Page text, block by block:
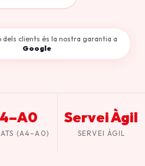
dels clients és la nostra garantia a
Google
(A4–A0)
Servei Àgil
SERVEI ÀGIL